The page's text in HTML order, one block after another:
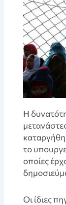
Η
το
οποίες
Οι ίδιες